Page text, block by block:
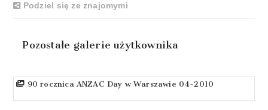
Podziel się ze znajomymi
Pozostałe galerie użytkownika
90 rocznica ANZAC Day w Warszawie 04-2010